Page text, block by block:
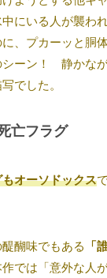
にいる人が襲わ
、プカーッと胴
シーン！ 静かな
でした。
亡フラグ
オーソドックス
醐味でもある
「
では「意外な人